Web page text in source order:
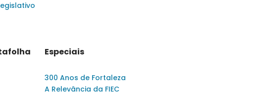
Especiais
300 Anos de Fortaleza
A Relevância da FIEC